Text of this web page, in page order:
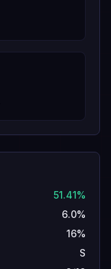
51.41%
6.0%
16%
S